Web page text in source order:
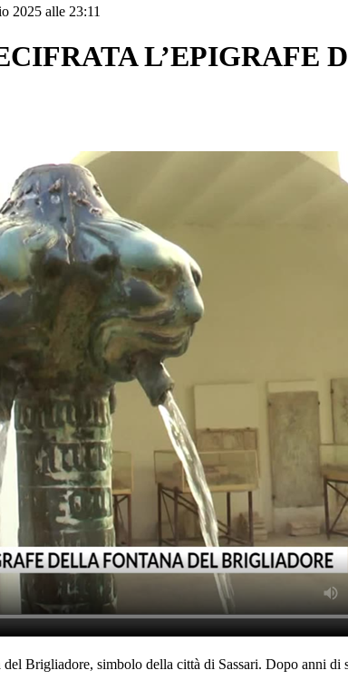
2025 alle 23:11
L’EPIGRAFE
Brigliadore, simbolo della città di Sassari. Dopo anni